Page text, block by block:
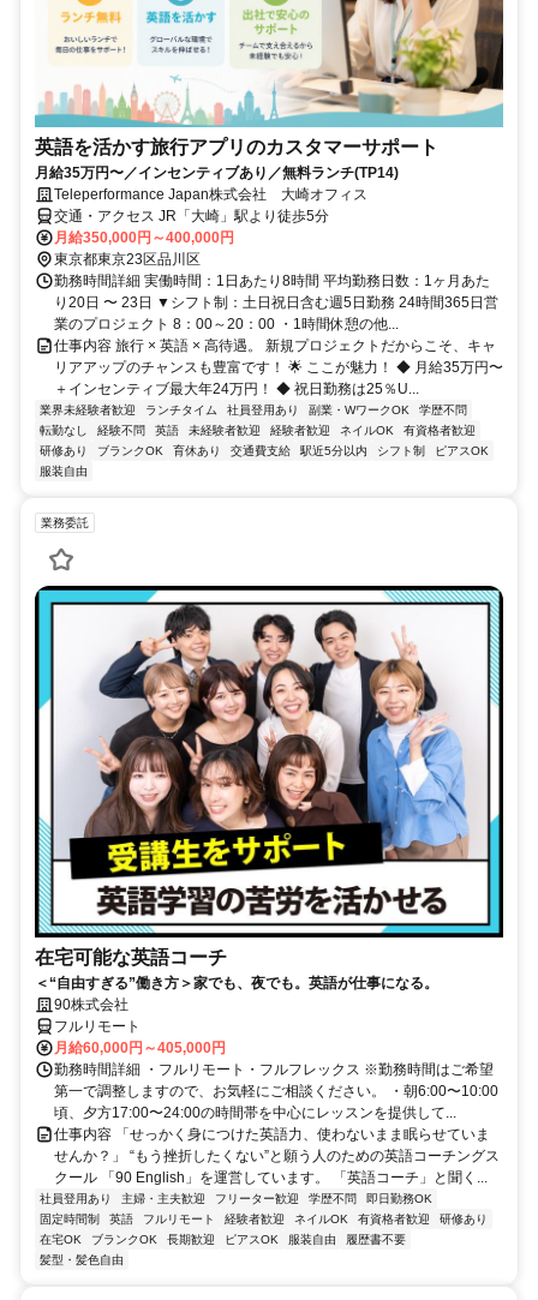
英語を活かす旅行アプリのカスタマーサポート
月給35万円〜／インセンティブあり／無料ランチ(TP14)
Teleperformance Japan株式会社 大崎オフィス
交通・アクセス JR「大崎」駅より徒歩5分
月給350,000円～400,000円
東京都東京23区品川区
勤務時間詳細 実働時間：1日あたり8時間 平均勤務日数：1ヶ月あた
り20日 〜 23日 ▼シフト制：土日祝日含む週5日勤務 24時間365日営
業のプロジェクト 8：00～20：00 ・1時間休憩の他...
仕事内容 旅行 × 英語 × 高待遇。 新規プロジェクトだからこそ、キャ
リアアップのチャンスも豊富です！ 🌟 ここが魅力！ ◆ 月給35万円〜
＋インセンティブ最大年24万円！ ◆ 祝日勤務は25％U...
業界未経験者歓迎 ランチタイム 社員登用あり 副業・WワークOK
学歴不問
転勤なし
経験不問 英語 未経験者歓迎 経験者歓迎 ネイルOK
有資格者歓迎
研修あり
ブランクOK 育休あり 交通費支給 駅近5分以内 シフト制
ピアスOK
服装自由
業務委託
在宅可能な英語コーチ
＜“自由すぎる”働き方＞家でも、夜でも。英語が仕事になる。
90株式会社
フルリモート
月給60,000円～405,000円
勤務時間詳細 ・フルリモート・フルフレックス ※勤務時間はご希望
第一で調整しますので、お気軽にご相談ください。 ・朝6:00〜10:00
頃、夕方17:00〜24:00の時間帯を中心にレッスンを提供して...
仕事内容 「せっかく身につけた英語力、使わないまま眠らせていま
せんか？」 “もう挫折したくない”と願う人のための英語コーチングス
クール 「90 English」を運営しています。 「英語コーチ」と聞く...
社員登用あり 主婦・主夫歓迎 フリーター歓迎 学歴不問
即日勤務OK
固定時間制
英語 フルリモート 経験者歓迎 ネイルOK 有資格者歓迎
研修あり
在宅OK
ブランクOK 長期歓迎 ピアスOK 服装自由
履歴書不要
髪型・髪色自由